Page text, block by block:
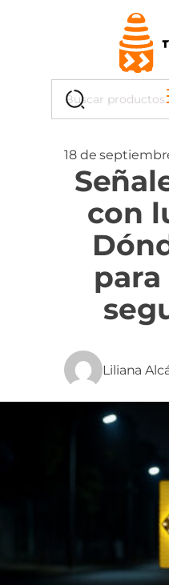
Buscar
por:
Cuando hay
18 de
con
Liliana